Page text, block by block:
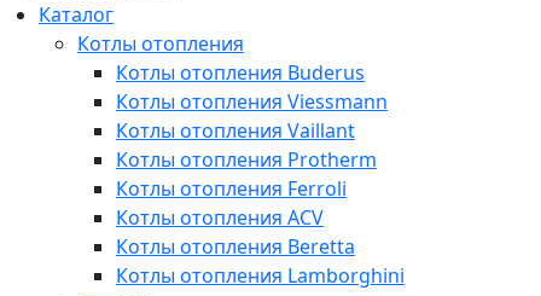
Каталог
Котлы отопления
Котлы отопления Buderus
Котлы отопления Viessmann
Котлы отопления Vaillant
Котлы отопления Protherm
Котлы отопления Ferroli
Котлы отопления ACV
Котлы отопления Beretta
Котлы отопления Lamborghini